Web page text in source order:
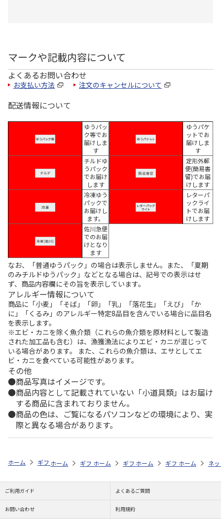
マークや記載内容について
よくあるお問い合わせ
お支払い方法 注文のキャンセルについて
配送情報について
ゆうパッ
ク等でお
届けしま
す
ゆうパケ
ットでお
届けしま
す
チルドゆ
うパック
でお届け
します
定形外郵
便(簡易書
留)でお届
けします
冷凍ゆう
パックで
お届けし
ます。
レターパ
ックライ
トでお届
けします
佐川急便
でのお届
けとなり
ます
なお、「普通ゆうパック」の場合は表示しません。また、「夏期
のみチルドゆうパック」などとなる場合は、記号での表示はせ
ず、商品内容欄にその旨を表示しています。
アレルギー情報について
商品に「小麦」「そば」「卵」「乳」「落花生」「えび」「か
に」「くるみ」のアレルギー特定8品目を含んでいる場合に品目名
を表示します。
※エビ・カニを除く魚介類（これらの魚介類を原材料として製造
された加工品も含む）は、漁獲漁法によりエビ・カニが混じって
いる場合があります。 また、これらの魚介類は、エサとしてエ
ビ・カニを食べている可能性があります。
その他
商品写真はイメージです。
商品内容として記載されていない「小道具類」はお届け
する商品に含まれておりません。
商品の色は、ご覧になるパソコンなどの環境により、実
際と異なる場合があります。
ホーム ギフトストア お中元・夏ギフト特集 2026 おつまみ・お惣菜
ホーム ギフトストア お中元・夏ギフト特集 2026
ホーム ギフトストア お中元・夏ギフト
ホーム ギフトストア お
ホーム ネ
ご利用ガイド よくあるご質問
お問い合わせ 利用規約